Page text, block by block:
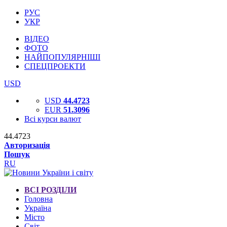
РУС
УКР
ВІДЕО
ФОТО
НАЙПОПУЛЯРНІШІ
СПЕЦПРОЕКТИ
USD
USD 44.4723
EUR 51.3096
Всі курси валют
44.4723
Авторизація
Пошук
RU
ВСІ РОЗДІЛИ
Головна
Україна
Місто